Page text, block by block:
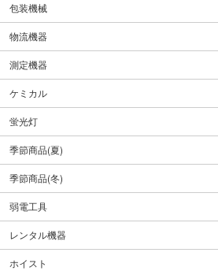
電動牽引車(電動牽引フックリフトアップ機能付)
包装機械
物流機器
測定機器
ケミカル
蛍光灯
季節商品(夏)
季節商品(冬)
弱電工具
レンタル機器
ホイスト